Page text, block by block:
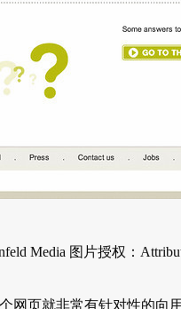
Media 图片授权：
网页就非常有针对性的